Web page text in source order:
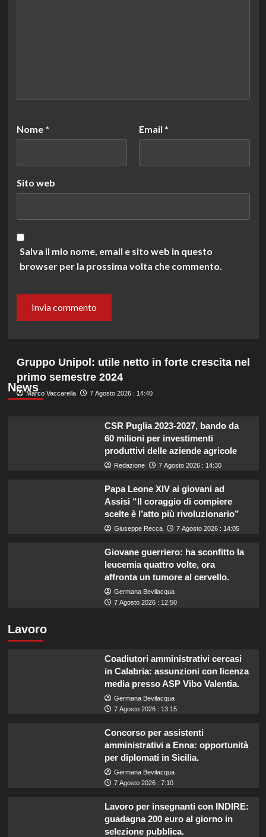
Nome * Email *
Sito web
Salva il mio nome, email e sito web in questo
browser per la prossima volta che commento.
News
Gruppo Unipol: utile netto in forte crescita nel
primo semestre 2024
Marco Vaccarella 7 Agosto 2026 : 14:40
CSR Puglia 2023-2027, bando da
60 milioni per investimenti
produttivi delle aziende agricole
Redazione 7 Agosto 2026 : 14:30
Papa Leone XIV ai giovani ad
Assisi “Il coraggio di compiere
scelte è l’atto più rivoluzionario”
Giuseppe Recca 7 Agosto 2026 : 14:05
Giovane guerriero: ha sconfitto la
leucemia quattro volte, ora
affronta un tumore al cervello.
Germana Bevilacqua
7 Agosto 2026 : 12:50
Lavoro
Coadiutori amministrativi cercasi
in Calabria: assunzioni con licenza
media presso ASP Vibo Valentia.
Germana Bevilacqua
7 Agosto 2026 : 13:15
Concorso per assistenti
amministrativi a Enna: opportunità
per diplomati in Sicilia.
Germana Bevilacqua
7 Agosto 2026 : 7:10
Lavoro per insegnanti con INDIRE:
guadagna 200 euro al giorno in
selezione pubblica.